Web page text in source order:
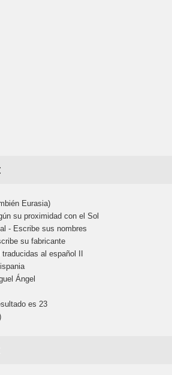
Eurasia)
su proximidad con el Sol
- Escribe sus nombres
su fabricante
al español II
Ángel
es 23